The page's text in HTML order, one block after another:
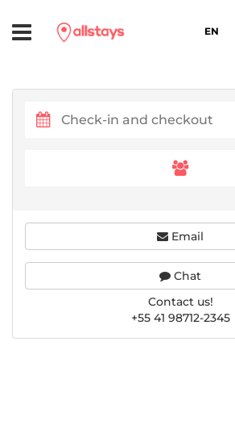
EN
Email
Chat
Contact us!
+55 41 98712-2345